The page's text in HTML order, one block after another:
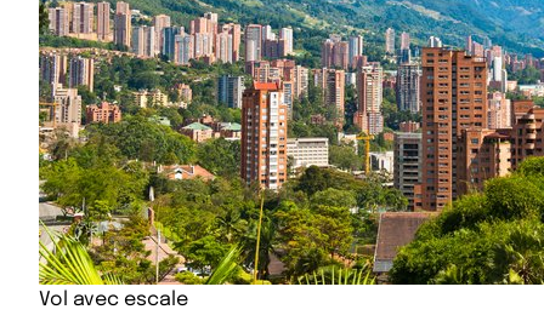
Vol avec escale